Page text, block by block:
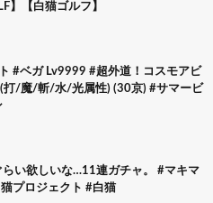
】【白猫ゴルフ】
#ベガ Lv9999 #超外道！コスモアビ
打/魔/斬/水/光属性) (30京) #サマービ
らい欲しいな…11連ガチャ。 #マキマ
プロジェクト #白猫